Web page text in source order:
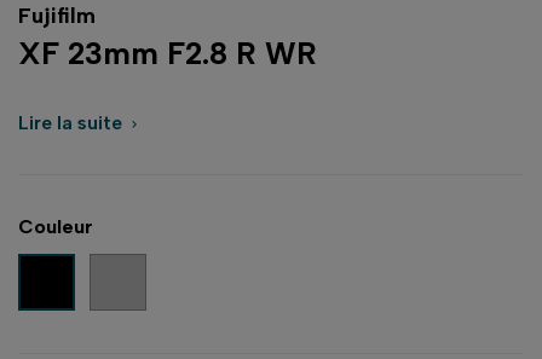
Fujifilm
XF 23mm F2.8 R WR
Lire la suite 
Couleur